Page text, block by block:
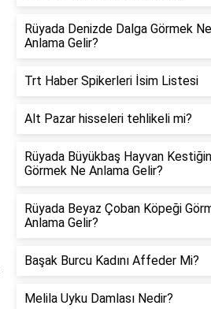
Rüyada Denizde Dalga Görmek Ne
Anlama Gelir?
Trt Haber Spikerleri İsim Listesi
Alt Pazar hisseleri tehlikeli mi?
Rüyada Büyükbaş Hayvan
Görmek Ne Anlama Gelir?
Rüyada Beyaz Çoban Köpeği
Anlama Gelir?
Başak Burcu Kadını Affeder Mi?
Melila Uyku Damlası Nedir?